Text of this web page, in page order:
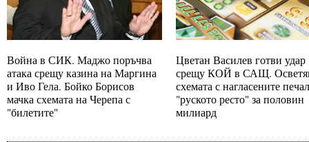
Война в СИК. Маджо поръчва
атака срещу казина на Маргина
и Иво Гела. Бойко Борисов
мачка схемата на Черепа с
"билетите"
Цветан Василев готви удар
срещу КОЙ в САЩ.
схемата с нагласените
"руското ресто" за половин
милиард